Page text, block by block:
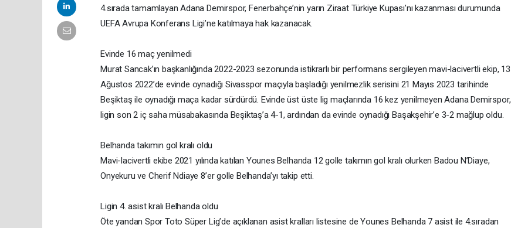
4.sırada tamamlayan Adana Demirspor, Fenerbahçe’nin yarın Ziraat Türkiye Kupası’nı kazanması durumunda
UEFA Avrupa Konferans Ligi’ne katılmaya hak kazanacak.
Evinde 16 maç yenilmedi
Murat Sancak’ın başkanlığında 2022-2023 sezonunda istikrarlı bir performans sergileyen mavi-lacivertli ekip, 13
Ağustos 2022’de evinde oynadığı Sivasspor maçıyla başladığı yenilmezlik serisini 21 Mayıs 2023 tarihinde
Beşiktaş ile oynadığı maça kadar sürdürdü. Evinde üst üste lig maçlarında 16 kez yenilmeyen Adana Demirspor,
ligin son 2 iç saha müsabakasında Beşiktaş’a 4-1, ardından da evinde oynadığı Başakşehir’e 3-2 mağlup oldu.
Belhanda takımın gol kralı oldu
Mavi-lacivertli ekibe 2021 yılında katılan Younes Belhanda 12 golle takımın gol kralı olurken Badou N’Diaye,
Onyekuru ve Cherif Ndiaye 8’er golle Belhanda’yı takip etti.
Ligin 4. asist kralı Belhanda oldu
Öte yandan Spor Toto Süper Lig’de açıklanan asist kralları listesine de Younes Belhanda 7 asist ile 4.sıradan